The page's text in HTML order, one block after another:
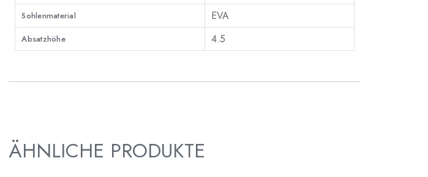
Sohlenmaterial EVA
Absatzhöhe 4.5
ÄHNLICHE PRODUKTE